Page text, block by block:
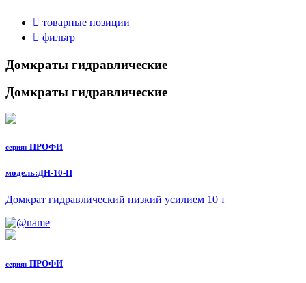
товарные позиции
фильтр
Домкраты гидравлические
Домкраты гидравлические
серия: ПРОФИ
модель:ДН-10-П
Домкрат гидравлический низкий усилием 10 т
серия: ПРОФИ